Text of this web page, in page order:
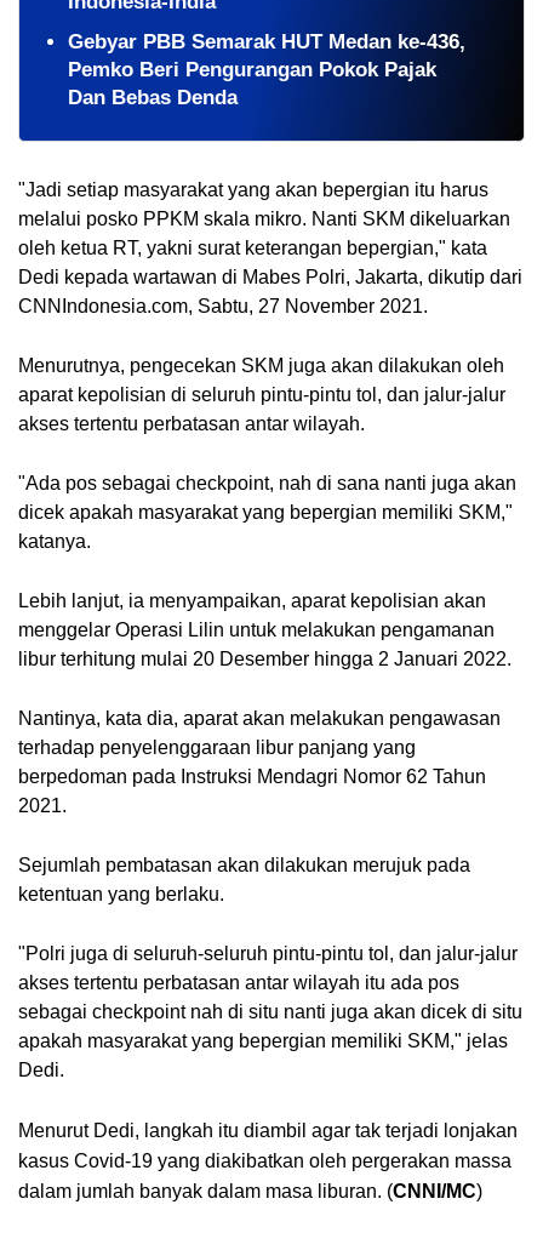
Gebyar PBB Semarak HUT Medan ke-436,
Pemko Beri Pengurangan Pokok Pajak
Dan Bebas Denda
"Jadi setiap masyarakat yang akan bepergian itu harus
melalui posko PPKM skala mikro. Nanti SKM dikeluarkan
oleh ketua RT, yakni surat keterangan bepergian," kata
Dedi kepada wartawan di Mabes Polri, Jakarta, dikutip dari
CNNIndonesia.com, Sabtu, 27 November 2021.
Menurutnya, pengecekan SKM juga akan dilakukan oleh
aparat kepolisian di seluruh pintu-pintu tol, dan jalur-jalur
akses tertentu perbatasan antar wilayah.
"Ada pos sebagai checkpoint, nah di sana nanti juga akan
dicek apakah masyarakat yang bepergian memiliki SKM,"
katanya.
Lebih lanjut, ia menyampaikan, aparat kepolisian akan
menggelar Operasi Lilin untuk melakukan pengamanan
libur terhitung mulai 20 Desember hingga 2 Januari 2022.
Nantinya, kata dia, aparat akan melakukan pengawasan
terhadap penyelenggaraan libur panjang yang
berpedoman pada Instruksi Mendagri Nomor 62 Tahun
2021.
Sejumlah pembatasan akan dilakukan merujuk pada
ketentuan yang berlaku.
"Polri juga di seluruh-seluruh pintu-pintu tol, dan jalur-jalur
akses tertentu perbatasan antar wilayah itu ada pos
sebagai checkpoint nah di situ nanti juga akan dicek di situ
apakah masyarakat yang bepergian memiliki SKM," jelas
Dedi.
Menurut Dedi, langkah itu diambil agar tak terjadi lonjakan
kasus Covid-19 yang diakibatkan oleh pergerakan massa
dalam jumlah banyak dalam masa liburan. (CNNI/MC)